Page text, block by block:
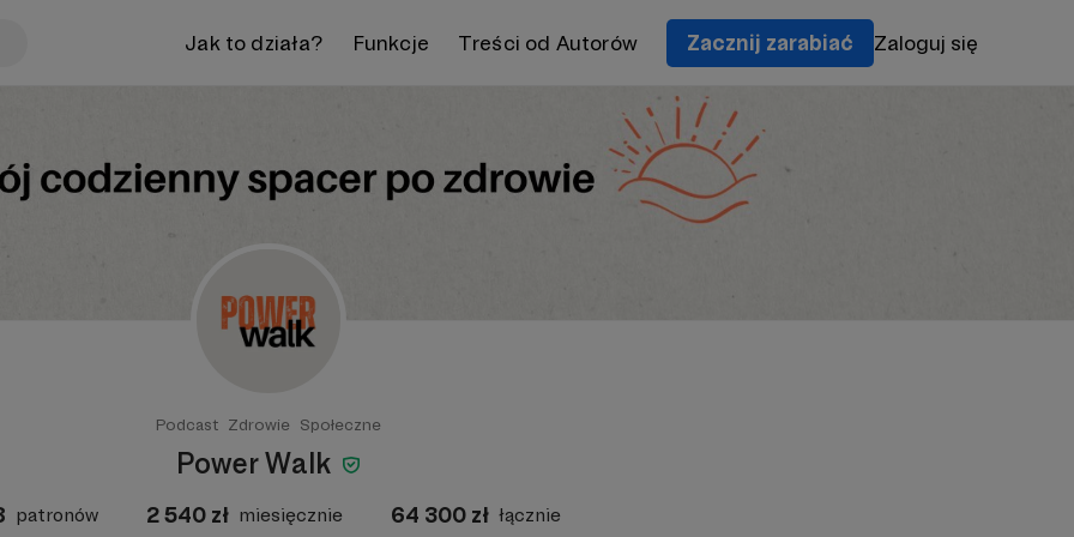
Jak to działa? Funkcje Treści od Autorów Zacznij zarabiać Zaloguj się
Podcast Zdrowie Społeczne
Power Walk
patronów 2 540 zł miesięcznie 64 300 zł łącznie